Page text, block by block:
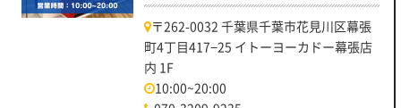
〒262-0032 千葉県千葉市花見川区幕張
町4丁目417−25 イトーヨーカドー幕張店
内 1F
10:00~20:00